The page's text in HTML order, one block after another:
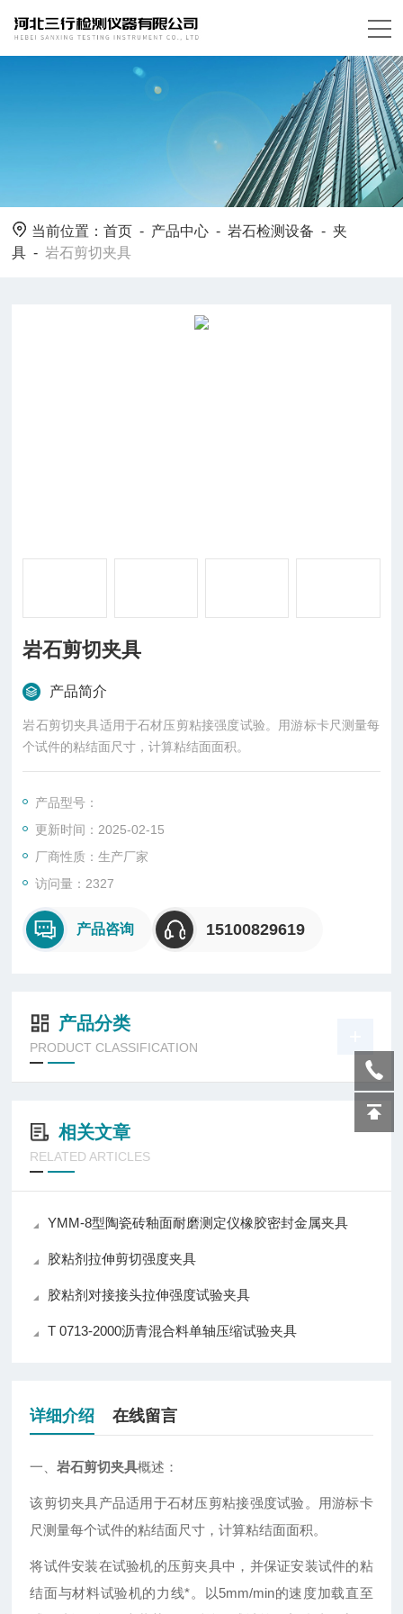
当前位置：首页 - 产品中心 -岩石检测设备 -夹
具 -岩石剪切夹具
岩石剪切夹具
产品简介
岩石剪切夹具适用于石材压剪粘接强度试验。用游标卡尺测量每
个试件的粘结面尺寸，计算粘结面面积。
产品型号：
更新时间：2025-02-15
厂商性质：生产厂家
访问量：2327
产品咨询 15100829619
产品分类
PRODUCT CLASSIFICATION
相关文章
RELATED ARTICLES
YMM-8型陶瓷砖釉面耐磨测定仪橡胶密封金属夹具
胶粘剂拉伸剪切强度夹具
胶粘剂对接接头拉伸强度试验夹具
T 0713-2000沥青混合料单轴压缩试验夹具
详细介绍 在线留言
一、岩石剪切夹具概述：
该剪切夹具产品适用于石材压剪粘接强度试验。用游标卡
尺测量每个试件的粘结面尺寸，计算粘结面面积。
将试件安装在试验机的压剪夹具中，并保证安装试件的粘
结面与材料试验机的力线*。
以5mm/min的速度加载直至